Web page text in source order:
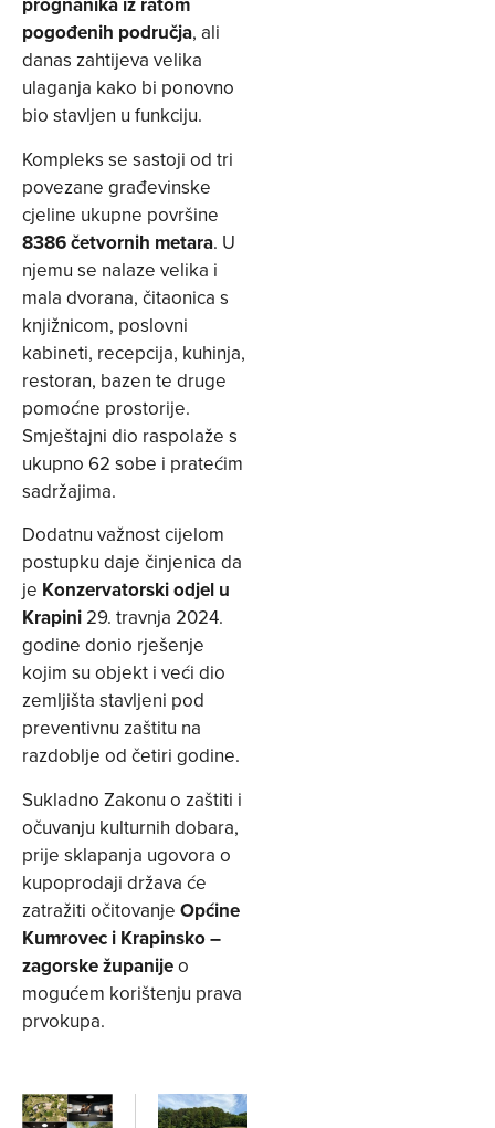
pogođenih područja, ali
danas zahtijeva velika
ulaganja kako bi ponovno
bio stavljen u funkciju.
Kompleks se sastoji od tri
povezane građevinske
cjeline ukupne površine
8386 četvornih metara. U
njemu se nalaze velika i
mala dvorana, čitaonica s
knjižnicom, poslovni
kabineti, recepcija, kuhinja,
restoran, bazen te druge
pomoćne prostorije.
Smještajni dio raspolaže s
ukupno 62 sobe i pratećim
sadržajima.
Dodatnu važnost cijelom
postupku daje činjenica da
je Konzervatorski odjel u
Krapini 29. travnja 2024.
godine donio rješenje
kojim su objekt i veći dio
zemljišta stavljeni pod
preventivnu zaštitu na
razdoblje od četiri godine.
Sukladno Zakonu o zaštiti i
očuvanju kulturnih dobara,
prije sklapanja ugovora o
kupoprodaji država će
zatražiti očitovanje Općine
Kumrovec i Krapinsko –
zagorske županijeo
mogućem korištenju prava
prvokupa.